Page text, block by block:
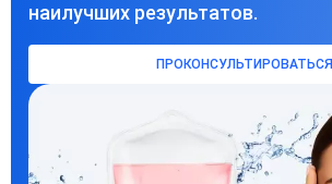
наилучших результатов.
ПРОКОНСУЛЬТИРОВАТЬСЯ